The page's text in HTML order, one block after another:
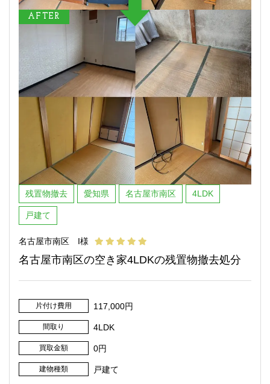
AFTER
残置物撤去 愛知県 名古屋市南区 4LDK
戸建て
名古屋市南区 I様
名古屋市南区の空き家4LDKの残置物撤去処分
片付け費用 117,000円
間取り 4LDK
買取金額 0円
建物種類 戸建て